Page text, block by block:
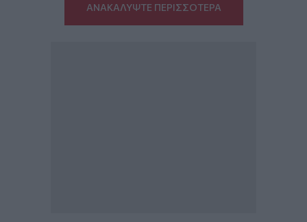
ΑΝΑΚΑΛΥΨΤΕ ΠΕΡΙΣΣΟΤΕΡΑ